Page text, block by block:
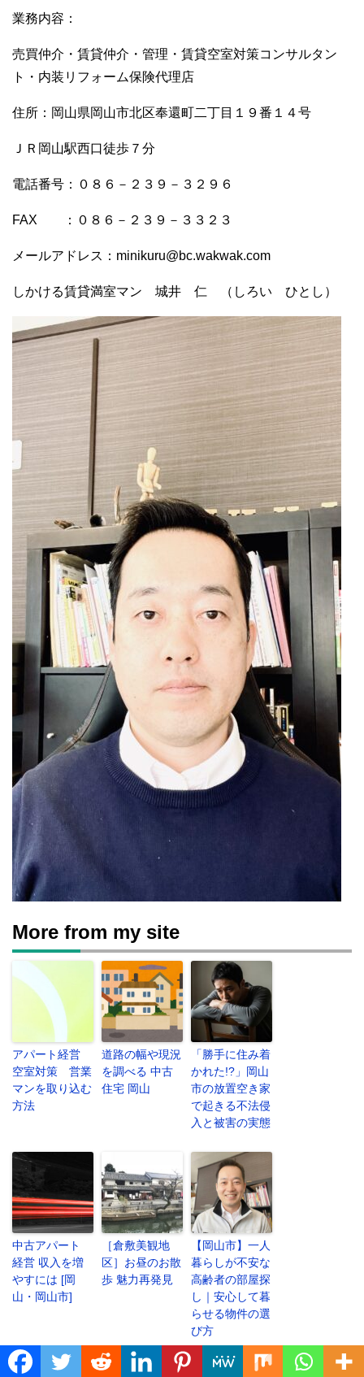
業務内容：
売買仲介・賃貸仲介・管理・賃貸空室対策コンサルタン
ト・内装リフォーム保険代理店
住所：岡山県岡山市北区奉還町二丁目１９番１４号
ＪＲ岡山駅西口徒歩７分
電話番号：０８６－２３９－３２９６
FAX ：０８６－２３９－３３２３
メールアドレス：minikuru@bc.wakwak.com
しかける賃貸満室マン 城井 仁 （しろい ひとし）
More from my site
アパート経営
空室対策 営業
マンを取り込む
方法
道路の幅や現況
を調べる 中古
住宅 岡山
「勝手に住み着
かれた!?」岡山
市の放置空き家
で起きる不法侵
入と被害の実態
中古アパート
経営 収入を増
やすには [岡
山・岡山市]
［倉敷美観地
区］お昼のお散
歩 魅力再発見
【岡山市】一人
暮らしが不安な
高齢者の部屋探
し｜安心して暮
らせる物件の選
び方
Translate »